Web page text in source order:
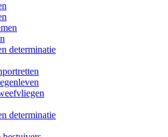
determinatie
determinatie